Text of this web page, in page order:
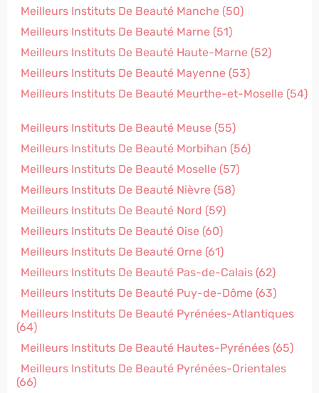
Meilleurs Instituts De Beauté Manche (50)
Meilleurs Instituts De Beauté Marne (51)
Meilleurs Instituts De Beauté Haute-Marne (52)
Meilleurs Instituts De Beauté Mayenne (53)
Meilleurs Instituts De Beauté Meurthe-et-Moselle (54)
Meilleurs Instituts De Beauté Meuse (55)
Meilleurs Instituts De Beauté Morbihan (56)
Meilleurs Instituts De Beauté Moselle (57)
Meilleurs Instituts De Beauté Nièvre (58)
Meilleurs Instituts De Beauté Nord (59)
Meilleurs Instituts De Beauté Oise (60)
Meilleurs Instituts De Beauté Orne (61)
Meilleurs Instituts De Beauté Pas-de-Calais (62)
Meilleurs Instituts De Beauté Puy-de-Dôme (63)
Meilleurs Instituts De Beauté Pyrénées-Atlantiques
(64)
Meilleurs Instituts De Beauté Hautes-Pyrénées (65)
Meilleurs Instituts De Beauté Pyrénées-Orientales
(66)